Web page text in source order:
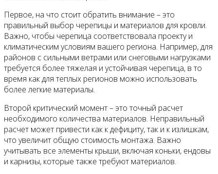
Первое, на что стоит обратить внимание – это
правильный выбор черепицы и материалов для кровли.
Важно, чтобы черепица соответствовала проекту и
климатическим условиям вашего региона. Например, для
районов с сильными ветрами или снеговыми нагрузками
требуется более тяжелая и устойчивая черепица, в то
время как для теплых регионов можно использовать
более легкие материалы.
Второй критический момент – это точный расчет
необходимого количества материалов. Неправильный
расчет может привести как к дефициту, так и к излишкам,
что увеличит общую стоимость монтажа. Важно
учитывать все элементы крыши, включая коньки, ендовы
и карнизы, которые также требуют материалов.